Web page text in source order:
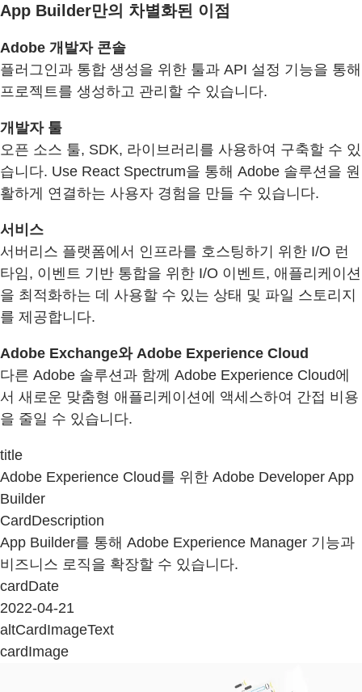
App Builder만의 차별화된 이점
Adobe 개발자 콘솔
플러그인과 통합 생성을 위한 툴과 API 설정 기능을 통해
프로젝트를 생성하고 관리할 수 있습니다.
개발자 툴
오픈 소스 툴, SDK, 라이브러리를 사용하여 구축할 수 있
습니다. Use React Spectrum을 통해 Adobe 솔루션을 원
활하게 연결하는 사용자 경험을 만들 수 있습니다.
서비스
서버리스 플랫폼에서 인프라를 호스팅하기 위한 I/O 런
타임, 이벤트 기반 통합을 위한 I/O 이벤트, 애플리케이션
을 최적화하는 데 사용할 수 있는 상태 및 파일 스토리지
를 제공합니다.
Adobe Exchange와 Adobe Experience Cloud
다른 Adobe 솔루션과 함께 Adobe Experience Cloud에
서 새로운 맞춤형 애플리케이션에 액세스하여 간접 비용
을 줄일 수 있습니다.
title
Adobe Experience Cloud를 위한 Adobe Developer App
Builder
CardDescription
App Builder를 통해 Adobe Experience Manager 기능과
비즈니스 로직을 확장할 수 있습니다.
cardDate
2022-04-21
altCardImageText
cardImage